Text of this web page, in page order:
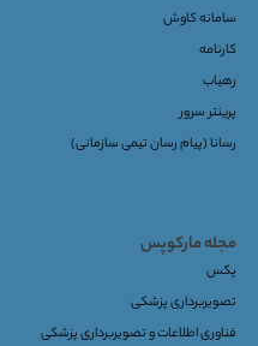
سامانه کاوش
کارنامه
رهیاب
پرینتر سرور
رسانا (پیام رسان تیمی سازمانی)
مجله مارکوپس
پکس
تصویربرداری پزشکی
فناوری اطلاعات و تصویربرداری پزشکی